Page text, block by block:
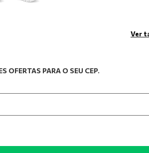
Ver
OFERTAS PARA O SEU CEP.